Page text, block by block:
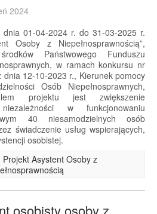
2024
01-04-2024 r. do 31-03-2025 r.
Osoby z Niepełnosprawnością”,
Państwowego Funduszu
w ramach konkursu nr
dnia 12-10-2023 r., Kierunek pomocy
Osób Niepełnosprawnych,
projektu jest zwiększenie
w funkcjonowaniu
40 niesamodzielnych osób
świadczenie usług wspierających,
osobistej.
Asystent Osoby z